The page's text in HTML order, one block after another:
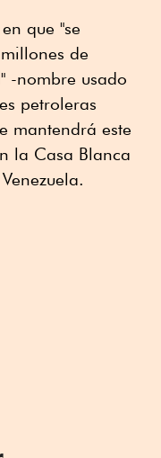
que "se
de
" -nombre usado
petroleras
mantendrá este
la Casa Blanca